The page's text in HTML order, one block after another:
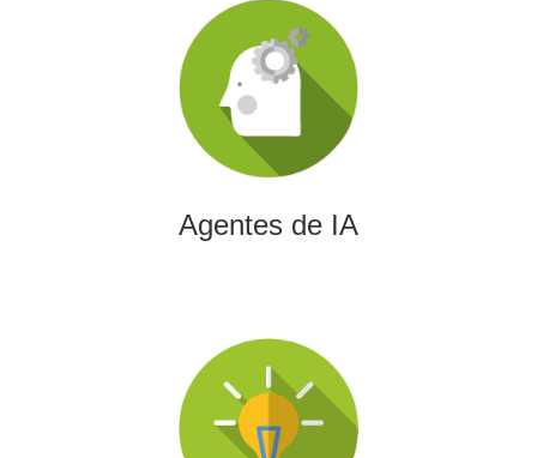
Agentes de IA
Agentes de IA
Diseñamos agentes de inteligencia artificial capaces de
automatizar procesos, optimizar decisiones y transformar
la eficiencia empresarial.
Integración de IA en Procesos
La IA permitirá a su empresa aprovechar el poder de los